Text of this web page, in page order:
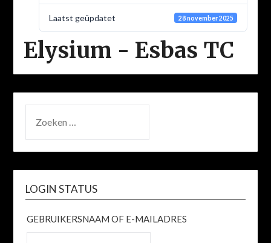
Laatst geüpdatet 28 november 2025
Elysium - Esbas TC
NAAR:
LOGIN STATUS
GEBRUIKERSNAAM OF E-MAILADRES